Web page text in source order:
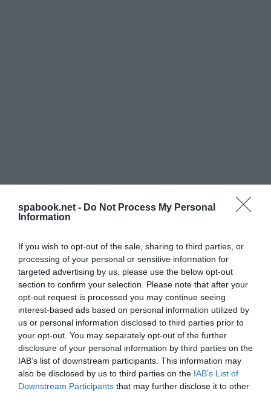
spabook.net - Do Not Process My Personal
Information
If you wish to opt-out of the sale, sharing to third parties, or
processing of your personal or sensitive information for
targeted advertising by us, please use the below opt-out
section to confirm your selection. Please note that after your
opt-out request is processed you may continue seeing
interest-based ads based on personal information utilized by
us or personal information disclosed to third parties prior to
your opt-out. You may separately opt-out of the further
disclosure of your personal information by third parties on the
IAB’s list of downstream participants. This information may
also be disclosed by us to third parties on the IAB’s List of
Downstream Participants that may further disclose it to other